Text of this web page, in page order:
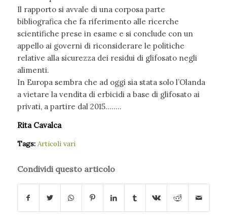
Il rapporto si avvale di una corposa parte
bibliografica che fa riferimento alle ricerche
scientifiche prese in esame e si conclude con un
appello ai governi di riconsiderare le politiche
relative alla sicurezza dei residui di glifosato negli
alimenti.
In Europa sembra che ad oggi sia stata solo l’Olanda
a vietare la vendita di erbicidi a base di glifosato ai
privati, a partire dal 2015……..
Rita Cavalca
Tags: Articoli vari
Condividi questo articolo